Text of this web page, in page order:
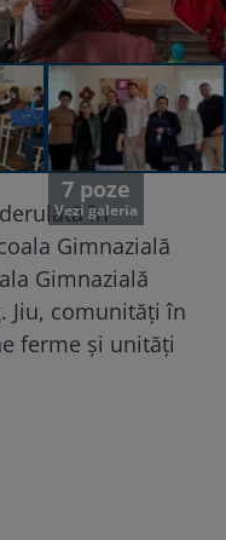
7 poze
Vezi galeria
în
Gimnazială
Gimnazială
Jiu, comunități în
ferme și unități